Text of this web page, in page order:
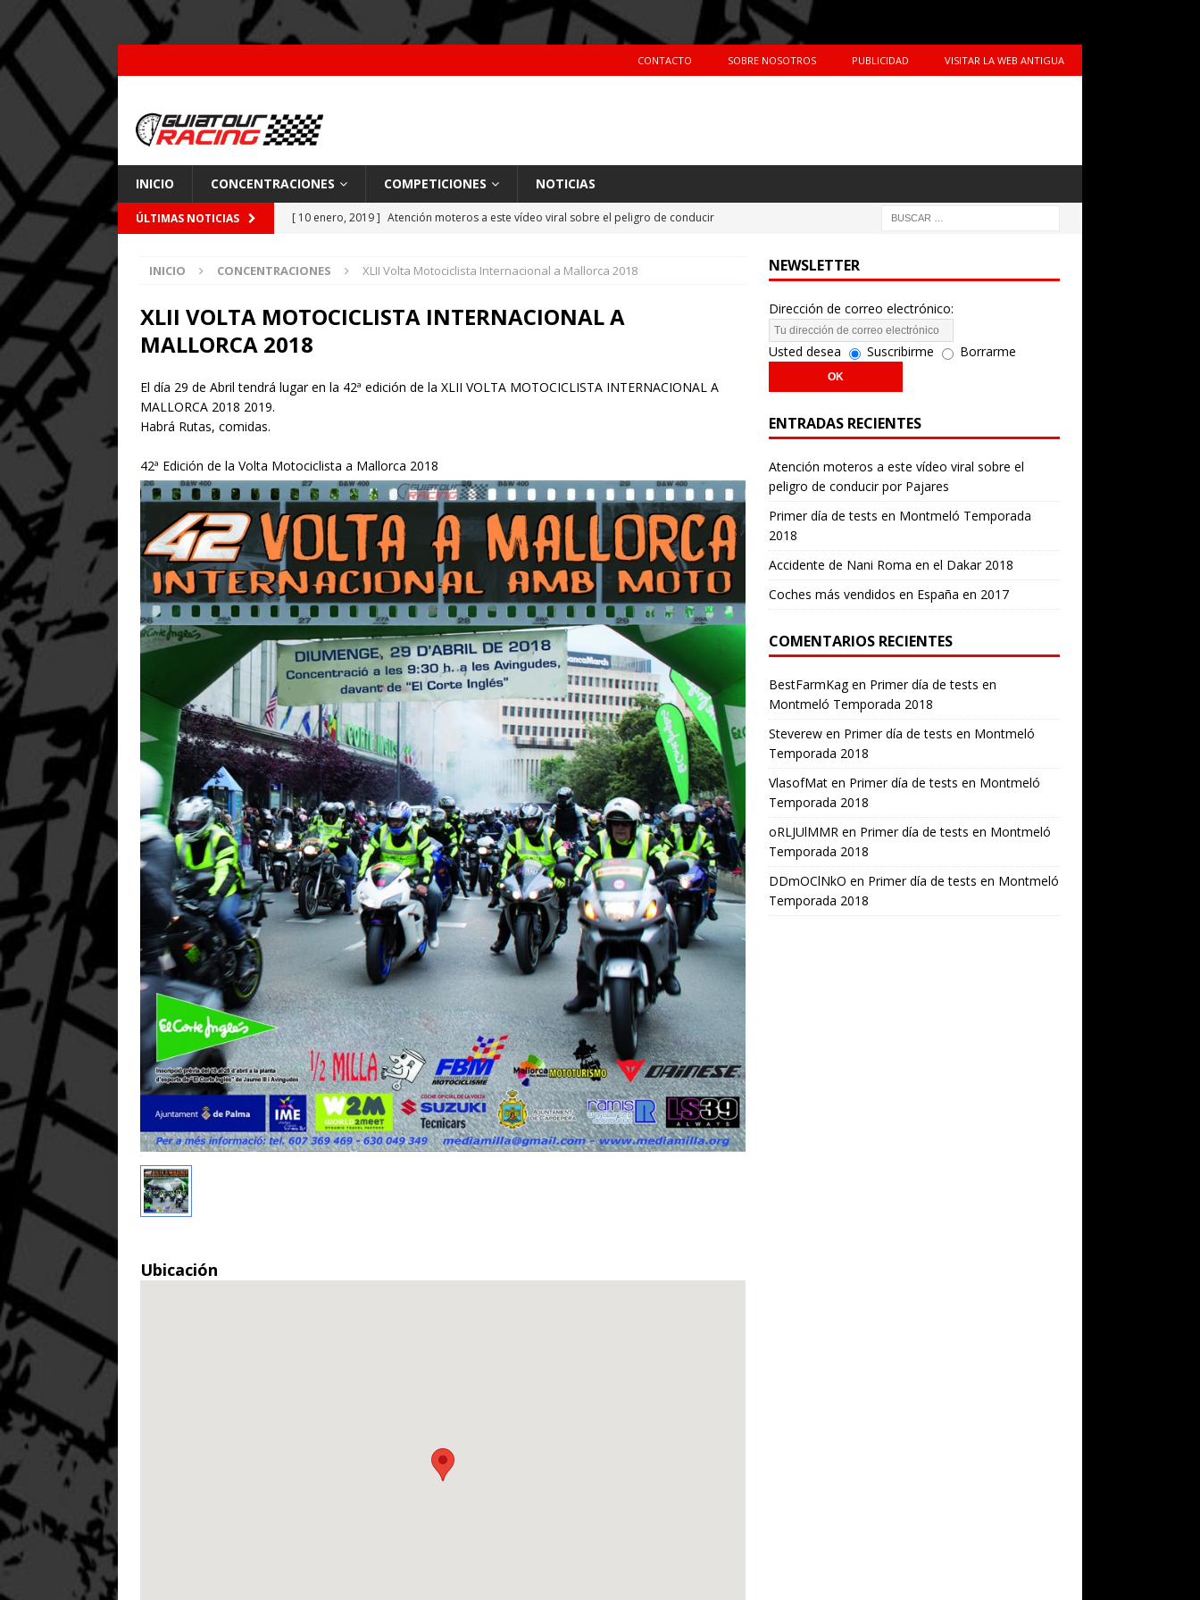
CONTACTO SOBRE NOSOTROS PUBLICIDAD VISITAR LA WEB ANTIGUA
INICIO CONCENTRACIONES COMPETICIONES NOTICIAS
ÚLTIMAS NOTICIAS [ 10 enero, 2019 ] Atención moteros a este vídeo viral sobre el peligro de conducir
[ 26 febrero, 2018 ] Primer día de tests en Montmeló Temporada 2018
[ 9 enero, 2018 ] Accidente de Nani Roma en el Dakar 2018
NOTICIAS
[ 7 enero, 2018 ]
INICIO CONCENTRACIONES XLII Volta Motociclista Internacional a Mallorca 2018
XLII VOLTA MOTOCICLISTA INTERNACIONAL A
MALLORCA 2018
El día 29 de Abril tendrá lugar en la 42ª edición de la XLII VOLTA MOTOCICLISTA INTERNACIONAL A
MALLORCA 2018 2019.
Habrá Rutas, comidas.
42ª Edición de la Volta Motociclista a Mallorca 2018
Ubicación
NEWSLETTER
Dirección de correo electrónico:
Usted desea Suscribirme Borrarme
ENTRADAS RECIENTES
Atención moteros a este vídeo viral sobre el
peligro de conducir por Pajares
Primer día de tests en Montmeló Temporada
2018
Accidente de Nani Roma en el Dakar 2018
Coches más vendidos en España en 2017
COMENTARIOS RECIENTES
BestFarmKagen Primer día de tests en
Montmeló Temporada 2018
Steverewen Primer día de tests en Montmeló
Temporada 2018
VlasofMaten Primer día de tests en Montmeló
Temporada 2018
oRLJUlMMRen Primer día de tests en Montmeló
Temporada 2018
DDmOClNkO en Primer día de tests en Montmeló
Temporada 2018